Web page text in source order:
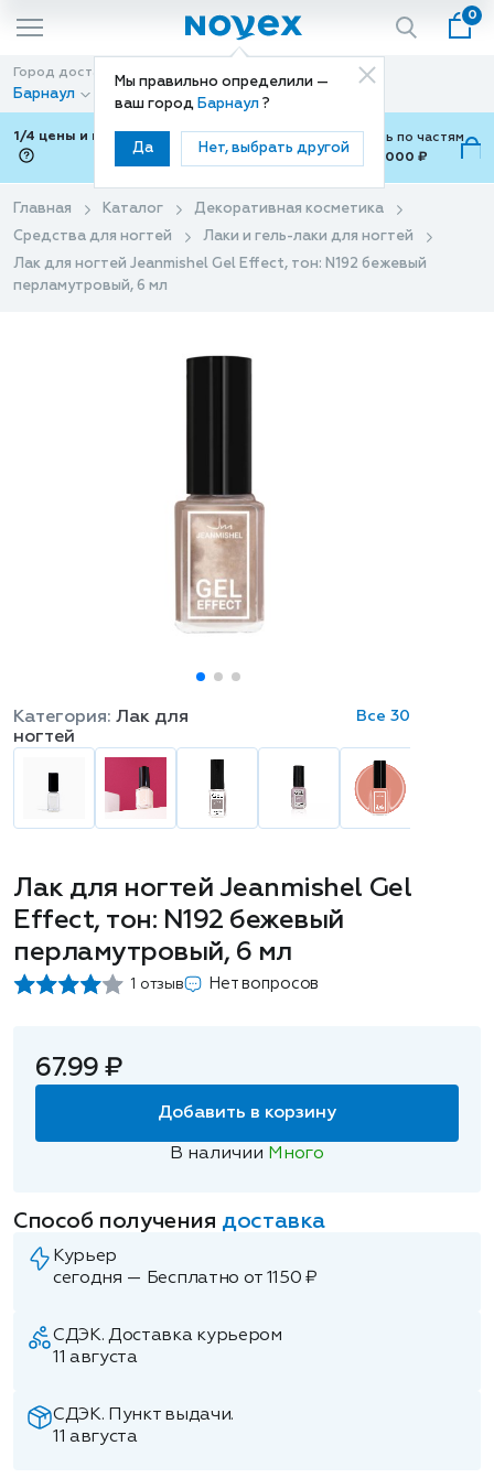
Мы правильно определили —
ваш город Барнаул ?
Да Нет, выбрать другой
0
Город доставки
Барнаул
Способ доставки
Доставка
1/4 цены и покупки ваши с Подели
Можно оплатить по частям
от 700 ₽ до 15,000 ₽
Главная Каталог
Декоративная косметика
Средства для ногтей
Лаки и гель-лаки для ногтей
Лак для ногтей Jeanmishel Gel Effect, тон: N192 бежевый
перламутровый, 6 мл
Лак для ногтей Jeanmishel Gel
Effect, тон: N192 бежевый
перламутровый, 6 мл
1 отзыв Нет вопросов
Категория: Лак для
ногтей
Все 30
67.99 ₽
Добавить в корзину
В наличии Много
Способ получения доставка
Курьер
сегодня — Бесплатно от 1150 ₽
СДЭК. Доставка курьером
11 августа
СДЭК. Пункт выдачи.
11 августа